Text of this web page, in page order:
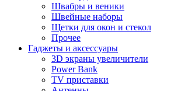
Швабры и веники
Швейные наборы
Щетки для окон и стекол
Прочее
Гаджеты и аксессуары
3D экраны увеличители
Power Bank
TV приставки